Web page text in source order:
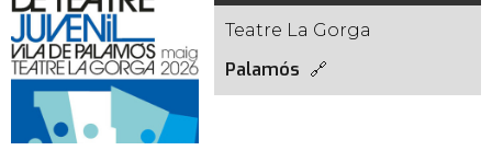
Teatre La Gorga
Palamós